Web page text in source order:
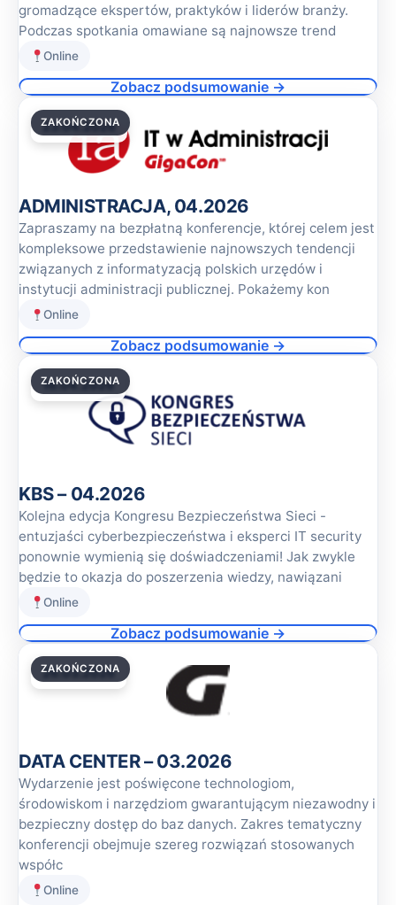
gromadzące ekspertów, praktyków i liderów branży.
Podczas spotkania omawiane są najnowsze trend
Online
Zobacz podsumowanie →
23.04.2026
ZAKOŃCZONA
ADMINISTRACJA, 04.2026
Zapraszamy na bezpłatną konferencje, której celem jest
kompleksowe przedstawienie najnowszych tendencji
związanych z informatyzacją polskich urzędów i
instytucji administracji publicznej. Pokażemy kon
Online
Zobacz podsumowanie →
16.04.2026
ZAKOŃCZONA
KBS – 04.2026
Kolejna edycja Kongresu Bezpieczeństwa Sieci -
entuzjaści cyberbezpieczeństwa i eksperci IT security
ponownie wymienią się doświadczeniami! Jak zwykle
będzie to okazja do poszerzenia wiedzy, nawiązani
Online
Zobacz podsumowanie →
26.03.2026
ZAKOŃCZONA
DATA CENTER – 03.2026
Wydarzenie jest poświęcone technologiom,
środowiskom i narzędziom gwarantującym niezawodny i
bezpieczny dostęp do baz danych. Zakres tematyczny
konferencji obejmuje szereg rozwiązań stosowanych
współc
Online